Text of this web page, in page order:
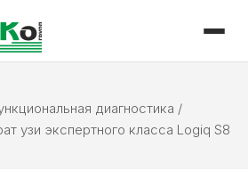
диагностика /
узи экспертного класса Logiq S8